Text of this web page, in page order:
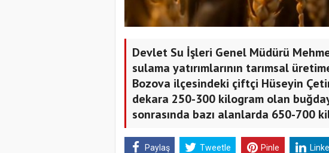
Devlet Su İşleri Genel Müdürü
sulama yatırımlarının tarımsal
Bozova ilçesindeki çiftçi Hüseyin
dekara 250-300 kilogram olan
sonrasında bazı alanlarda 650-700
Paylaş Tweetle Pinle